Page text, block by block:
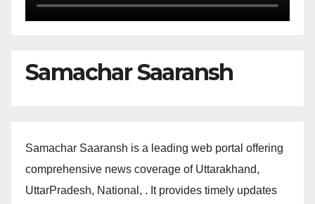
Samachar Saaransh
Samachar Saaransh is a leading web portal offering
comprehensive news coverage of Uttarakhand,
UttarPradesh, National, . It provides timely updates